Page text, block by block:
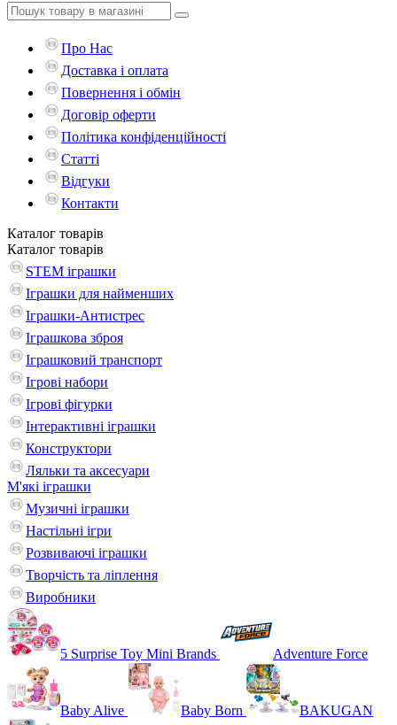
Про Нас
Доставка і оплата
Повернення і обмін
Договір оферти
Політика конфіденційності
Статті
Відгуки
Контакти
Каталог товарів
Каталог товарів
STEM іграшки
Іграшки для найменших
Іграшки-Антистрес
Іграшкова зброя
Іграшковий транспорт
Ігрові набори
Ігрові фігурки
Інтерактивні іграшки
Конструктори
Ляльки та аксесуари
М'які іграшки
Музичні іграшки
Настільні iгри
Розвиваючі іграшки
Творчість та ліплення
Виробники
5 Surprise Toy Mini Brands Adventure Force
Baby Alive Baby Born BAKUGAN